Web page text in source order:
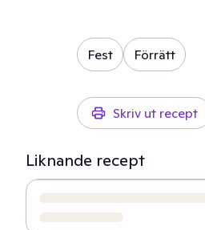
Fest Förrätt
Skriv ut recept
Liknande recept